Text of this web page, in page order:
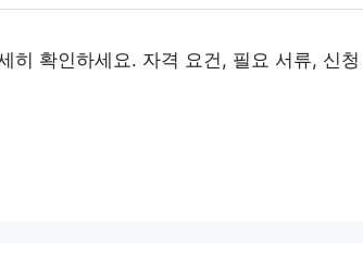
히 확인하세요. 자격 요건, 필요 서류, 신청